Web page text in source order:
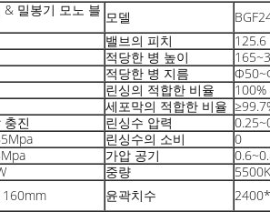
& 밀봉기 모노 블 모델
밸브의 피치
125.6
적당한 병 높이
적당한 병 지름
린싱의 적합한 비율
100%
세포막의 적합한 비율
충진 린싱수 압력
린싱수의 소비
0
가압 공기
중량
윤곽치수